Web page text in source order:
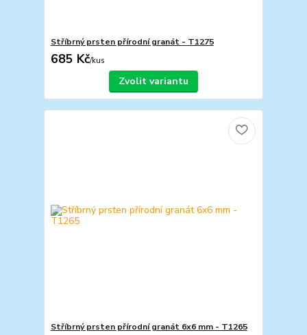
Stříbrný prsten přírodní granát - T1275
685 Kč/kus
Zvolit variantu
Stříbrný prsten přírodní granát 6x6 mm - T1265